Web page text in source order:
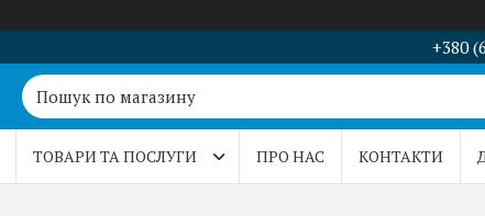
+380
ТОВАРИ ТА ПОСЛУГИ ПРО НАС КОНТАКТИ